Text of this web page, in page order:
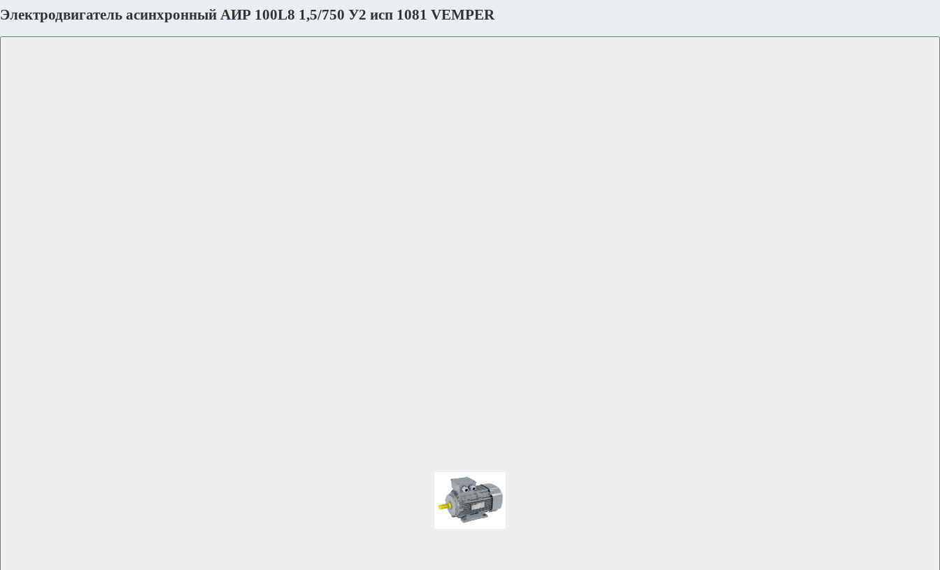
Электродвигатель асинхронный АИР 100L8 1,5/750 У2 исп 1081 VEMPER